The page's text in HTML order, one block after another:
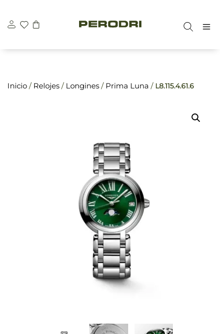
contenido
Inicio / Relojes / Longines / Prima Luna / L8.115.4.61.6